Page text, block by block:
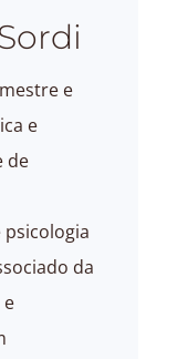
e
e
de
da